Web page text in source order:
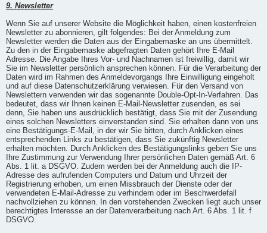
9. Newsletter
Wenn Sie auf unserer Website die Möglichkeit haben, einen kostenfreien
Newsletter zu abonnieren, gilt folgendes: Bei der Anmeldung zum
Newsletter werden die Daten aus der Eingabemaske an uns übermittelt.
Zu den in der Eingabemaske abgefragten Daten gehört Ihre E-Mail
Adresse. Die Angabe Ihres Vor- und Nachnamen ist freiwillig, damit wir
Sie im Newsletter persönlich ansprechen können. Für die Verarbeitung der
Daten wird im Rahmen des Anmeldevorgangs Ihre Einwilligung eingeholt
und auf diese Datenschutzerklärung verwiesen. Für den Versand von
Newslettern verwenden wir das sogenannte Double-Opt-In-Verfahren. Das
bedeutet, dass wir Ihnen keinen E-Mail-Newsletter zusenden, es sei
denn, Sie haben uns ausdrücklich bestätigt, dass Sie mit der Zusendung
eines solchen Newsletters einverstanden sind. Sie erhalten dann von uns
eine Bestätigungs-E-Mail, in der wir Sie bitten, durch Anklicken eines
entsprechenden Links zu bestätigen, dass Sie zukünftig Newsletter
erhalten möchten. Durch Anklicken des Bestätigungslinks geben Sie uns
Ihre Zustimmung zur Verwendung Ihrer persönlichen Daten gemäß Art. 6
Abs. 1 lit. a DSGVO. Zudem werden bei der Anmeldung auch die IP-
Adresse des aufrufenden Computers und Datum und Uhrzeit der
Registrierung erhoben, um einen Missbrauch der Dienste oder der
verwendeten E-Mail-Adresse zu verhindern oder im Beschwerdefall
nachvollziehen zu können. In den vorstehenden Zwecken liegt auch unser
berechtigtes Interesse an der Datenverarbeitung nach Art. 6 Abs. 1 lit. f
DSGVO.